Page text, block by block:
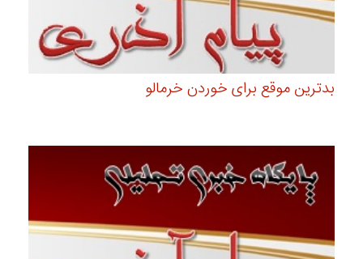
بدترین موقع برای خوردن خرمالو